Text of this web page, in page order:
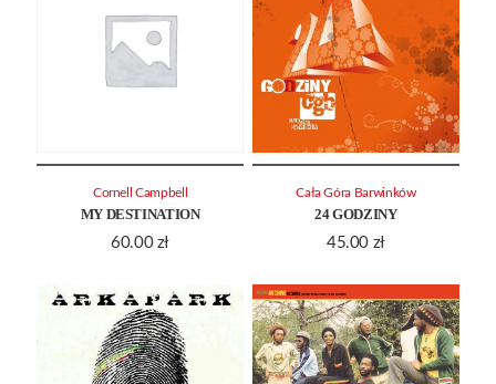
MY DESTINATION
60.00 zł
Cornell Campbell
24 GODZINY
45.00 zł
Cała Góra Barwinków